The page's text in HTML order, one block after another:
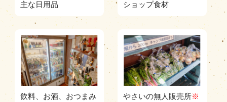
主な日用品 ショップ食材
飲料、お酒、おつまみ
※販売終了">
やさいの無人販売所※